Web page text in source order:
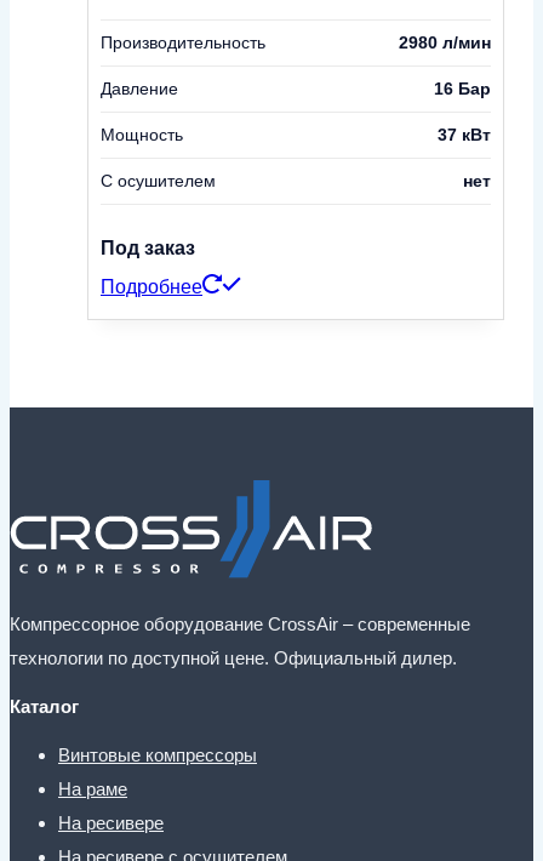
Производительность 2980 л/мин
Давление 16 Бар
Мощность 37 кВт
С осушителем нет
Под заказ
Подробнее
Компрессорное оборудование CrossAir – современные
технологии по доступной цене. Официальный дилер.
Каталог
Винтовые компрессоры
На раме
На ресивере
На ресивере с осушителем